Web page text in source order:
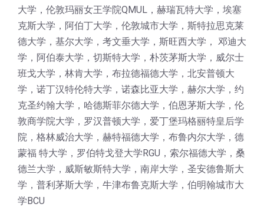
大学，伦敦玛丽女王学院QMUL，赫瑞瓦特大学，埃塞
克斯大学，阿伯丁大学，伦敦城市大学，斯特拉思克莱
德大学，基尔大学，考文垂大学，斯旺西大学， 邓迪大
学，阿伯泰大学，切斯特大学，朴茨茅斯大学，威尔士
班戈大学，林肯大学，布拉德福德大学，北安普顿大
学，诺丁汉特伦特大学，诺森比亚大学，赫尔大学，约
克圣约翰大学，哈德斯菲尔德大学，伯恩茅斯大学，伦
敦商学院大学，罗汉普顿大学，爱丁堡玛格丽特皇后学
院，格林威治大学，赫特福德大学，布鲁内尔大学，德
蒙福 特大学，罗伯特戈登大学RGU，索尔福德大学，桑
德兰大学，威斯敏斯特大学，南岸大学，圣安德鲁斯大
学，普利茅斯大学，牛津布鲁克斯大学，伯明翰城市大
学BCU